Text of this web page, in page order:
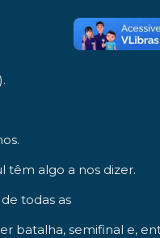
têm algo a nos dizer.
todas as
batalha, semifinal e,